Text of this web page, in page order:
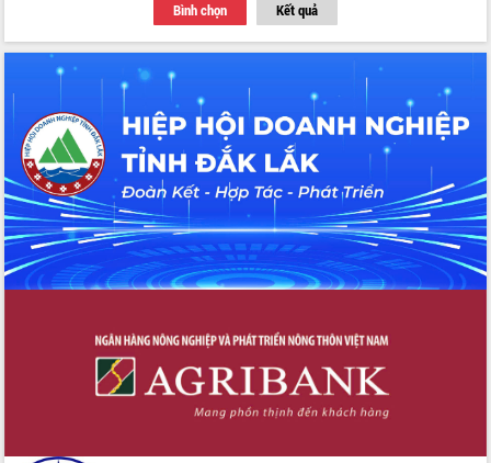
với Tập đoàn Bưu chính Viễn thông
Thứ trưởng Bộ Y tế làm việc với tỉnh
Đắk Lắk về phát triển nhân lực y tế
cho trạm y tế cấp xã
Du lịch Đắk Lắk nâng tầm trải nghiệm
du khách thông qua Hệ thống cơ sở dữ
liệu và Bản đồ số
Tập huấn ứng dụng trí tuệ nhân tạo (AI)
trong thương mại điện tử năm 2026
Đoàn đại biểu Quốc hội tỉnh Đắk Lắk
trao đổi thông tin trước Kỳ họp thứ
thông nguồn lực phát triển
Nâng cao hiệu lực, hiệu quả HĐND
tỉnh thông qua hiện đại hóa hành chính
Xã Ea Phê gắn cải cách hành chính với
Bình chọn Kết quả